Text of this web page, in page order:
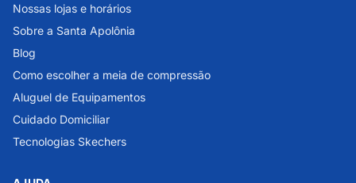
Nossas lojas e horários
Sobre a Santa Apolônia
Blog
Como escolher a meia de compressão
Aluguel de Equipamentos
Cuidado Domiciliar
Tecnologias Skechers